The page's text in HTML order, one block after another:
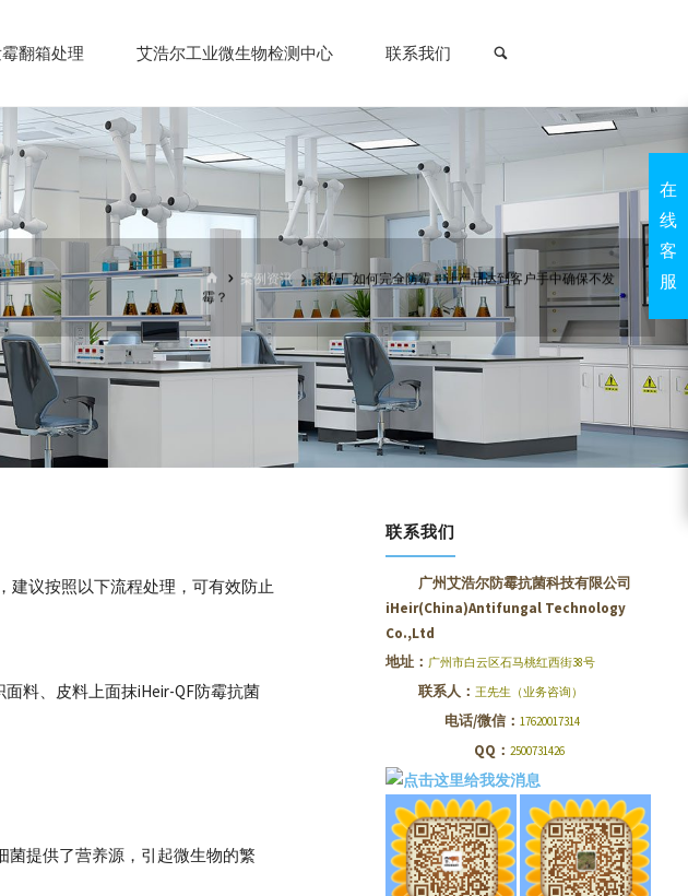
翻箱处理 艾浩尔工业微生物检测中心 联系我们
首
页
案例资讯
家私厂如何完全防霉，让产品达到客户手中确保不发
霉？
建议按照以下流程处理，可有效防止
料、皮料上面抹iHeir-QF防霉抗菌
菌提供了营养源，引起微生物的繁
联系我们
广州艾浩尔防霉抗菌科技有限公司
iHeir(China)Antifungal Technology
Co.,Ltd
地址： 广州市白云区石马桃红西街38号
联系人： 王先生（业务咨询）
电话/微信： 17620017314
QQ： 2500731426
在
线
客
服